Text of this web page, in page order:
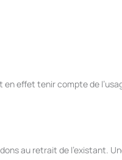
effet tenir compte de
au retrait de l’existant.